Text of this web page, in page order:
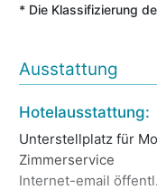
* Die Klassifizierung
Ausstattung
Hotelausstattung:
Unterstellplatz für
Zimmerservice
Internet-email